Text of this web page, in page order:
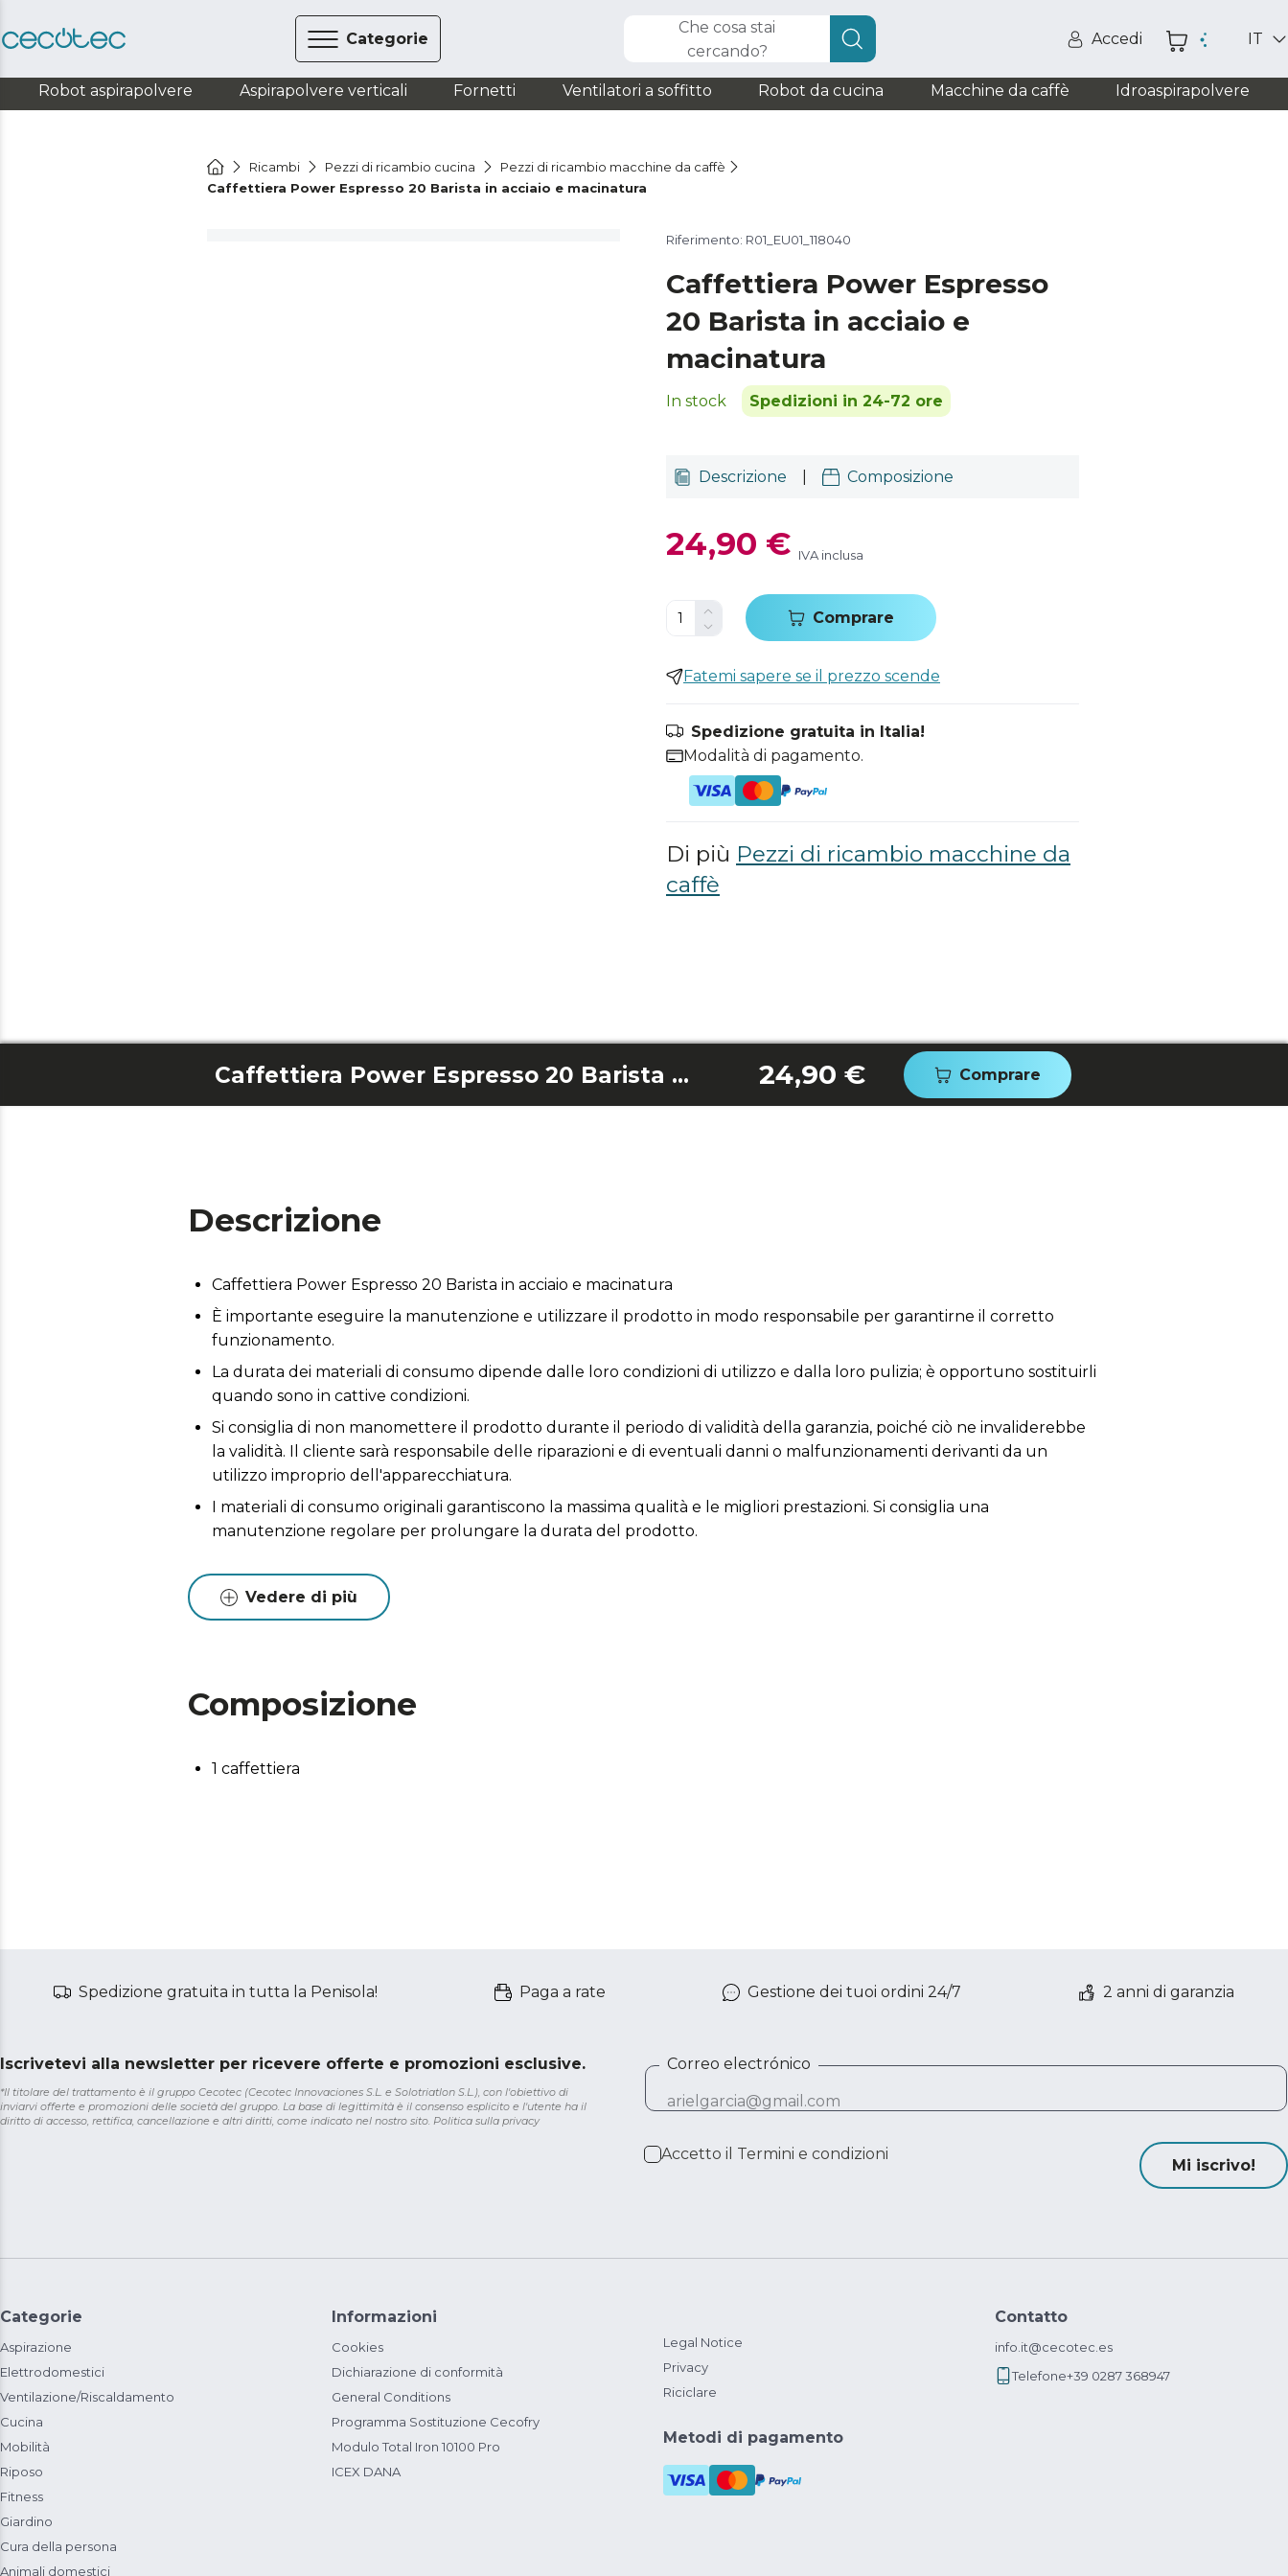
Categorie
Che cosa stai
cercando?
Accedi IT
Robot aspirapolvere Aspirapolvere verticali Fornetti Ventilatori a soffitto Robot da cucina Macchine da caffè Idroaspirapolvere
Ricambi Pezzi di ricambio cucina
Pezzi di ricambio macchine da caffè
Caffettiera Power Espresso 20 Barista in acciaio e macinatura
Riferimento: R01_EU01_118040
Caffettiera Power Espresso
20 Barista in acciaio e
macinatura
In stock Spedizioni in 24-72 ore
Descrizione Composizione
24,90 € IVA inclusa
Comprare
Fatemi sapere se il prezzo scende
Spedizione gratuita in Italia!
Modalità di pagamento.
Di più Pezzi di ricambio macchine da
caffè
Caffettiera Power Espresso 20 Barista in acciaio e macinatura 24,90 € Comprare
Descrizione
Caffettiera Power Espresso 20 Barista in acciaio e macinatura
È importante eseguire la manutenzione e utilizzare il prodotto in modo responsabile per garantirne il corretto
funzionamento.
La durata dei materiali di consumo dipende dalle loro condizioni di utilizzo e dalla loro pulizia; è opportuno sostituirli
quando sono in cattive condizioni.
Si consiglia di non manomettere il prodotto durante il periodo di validità della garanzia, poiché ciò ne invaliderebbe
la validità. Il cliente sarà responsabile delle riparazioni e di eventuali danni o malfunzionamenti derivanti da un
utilizzo improprio dell'apparecchiatura.
I materiali di consumo originali garantiscono la massima qualità e le migliori prestazioni. Si consiglia una
manutenzione regolare per prolungare la durata del prodotto.
Vedere di più
Composizione
1 caffettiera
Spedizione gratuita in tutta la Penisola! Paga a rate Gestione dei tuoi ordini 24/7 2 anni di garanzia
Iscrivetevi alla newsletter per ricevere offerte e promozioni esclusive.
*Il titolare del trattamento è il gruppo Cecotec (Cecotec Innovaciones S.L. e Solotriatlon S.L.), con l'obiettivo di
inviarvi offerte e promozioni delle società del gruppo. La base di legittimità è il consenso esplicito e l'utente ha il
diritto di accesso, rettifica, cancellazione e altri diritti, come indicato nel nostro sito. Politica sulla privacy
Correo electrónico
Accetto il Termini e condizioni
Mi iscrivo!
Categorie
Aspirazione
Elettrodomestici
Ventilazione/Riscaldamento
Cucina
Mobilità
Riposo
Fitness
Giardino
Cura della persona
Animali domestici
Informazioni
Cookies
Dichiarazione di conformità
General Conditions
Programma Sostituzione Cecofry
Modulo Total Iron 10100 Pro
ICEX DANA
Legal Notice
Privacy
Riciclare
Metodi di pagamento
Contatto
info.it@cecotec.es
Telefone+39 0287 368947